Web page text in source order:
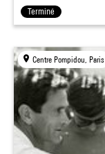
Terminé
Centre Pompidou, Paris